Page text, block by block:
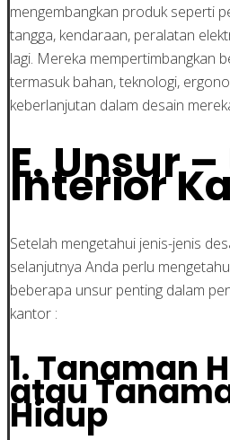
mengembangkan produk seperti
tangga, kendaraan, peralatan
lagi. Mereka mempertimbangkan
termasuk bahan, teknologi,
keberlanjutan dalam desain
E. Unsur
Interior
Setelah mengetahui jenis-jenis
selanjutnya Anda perlu
beberapa unsur penting dalam
kantor :
1. Tanaman
atau
Hidup